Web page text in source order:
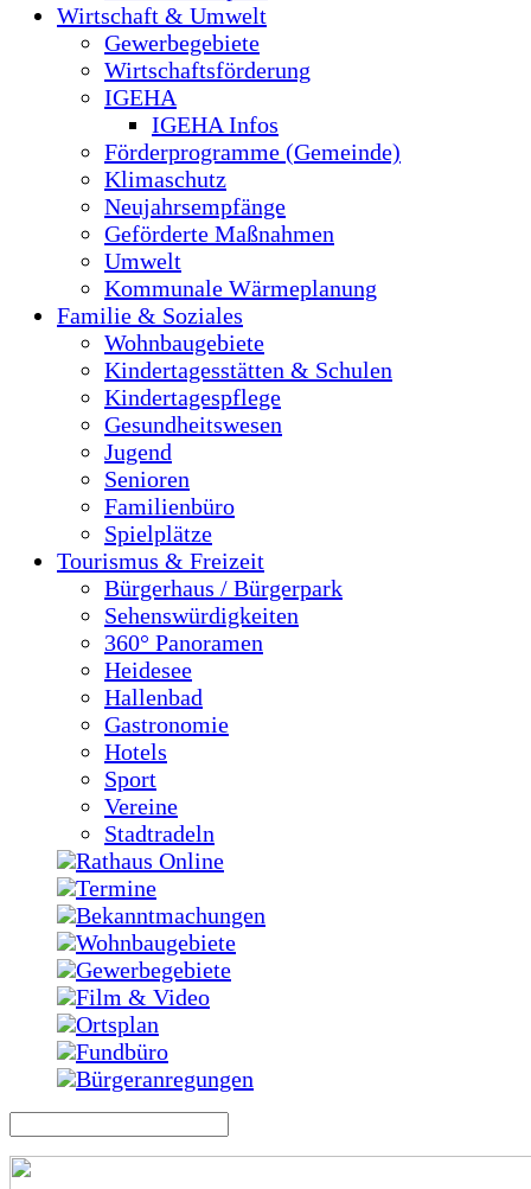
Wirtschaft & Umwelt
Gewerbegebiete
Wirtschaftsförderung
IGEHA
IGEHA Infos
Förderprogramme (Gemeinde)
Klimaschutz
Neujahrsempfänge
Geförderte Maßnahmen
Umwelt
Kommunale Wärmeplanung
Familie & Soziales
Wohnbaugebiete
Kindertagesstätten & Schulen
Kindertagespflege
Gesundheitswesen
Jugend
Senioren
Familienbüro
Spielplätze
Tourismus & Freizeit
Bürgerhaus / Bürgerpark
Sehenswürdigkeiten
360° Panoramen
Heidesee
Hallenbad
Gastronomie
Hotels
Sport
Vereine
Stadtradeln
Rathaus Online
Termine
Bekanntmachungen
Wohnbaugebiete
Gewerbegebiete
Film & Video
Ortsplan
Fundbüro
Bürgeranregungen